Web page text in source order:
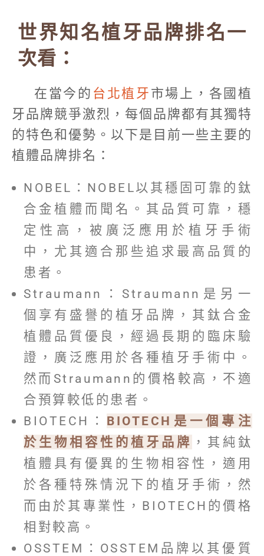
世界知名植牙品牌排名一
次看：
在當今的 台北植牙 市場上，各國植
牙品牌競爭激烈，每個品牌都有其獨特
的特色和優勢。以下是目前一些主要的
植體品牌排名：
NOBEL：NOBEL以其穩固可靠的鈦
合金植體而聞名。其品質可靠，穩
定性高，被廣泛應用於植牙手術
中，尤其適合那些追求最高品質的
患者。
Straumann：Straumann是另一
個享有盛譽的植牙品牌，其鈦合金
植體品質優良，經過長期的臨床驗
證，廣泛應用於各種植牙手術中。
然而Straumann的價格較高，不適
合預算較低的患者。
BIOTECH： BIOTECH是一個專注
於生物相容性的植牙品牌 ，其純鈦
植體具有優異的生物相容性，適用
於各種特殊情況下的植牙手術，然
而由於其專業性，BIOTECH的價格
相對較高。
OSSTEM：OSSTEM品牌以其優質